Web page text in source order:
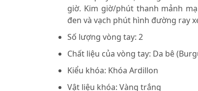
giờ. Kim giờ/phút thanh mảnh
đen và vạch phút hình đường ray
Số lượng vòng tay: 2
Chất liệu của vòng tay: Da bê
Kiểu khóa: Khóa Ardillon
Vật liệu khóa: Vàng trắng